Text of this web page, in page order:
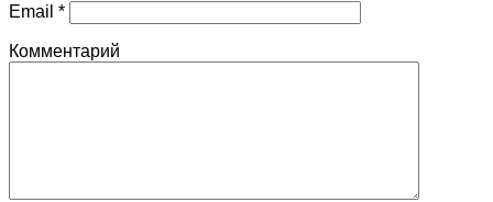
Email *
Комментарий